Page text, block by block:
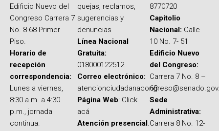
Edificio Nuevo del
Congreso Carrera 7
No. 8-68 Primer
Piso.
Horario de
recepción
correspondencia:
Lunes a viernes,
8:30 a.m. a 4:30
p.m., jornada
continua.
quejas, reclamos,
sugerencias y
denuncias
Línea Nacional
Gratuita:
018000122512
Correo electrónico:
Página Web: Click
acá
Atención presencial:
8770720
Capitolio
Nacional: Calle
10 No. 7- 51
Edificio Nuevo
del Congreso:
Carrera 7 No. 8 –
68
Sede
Administrativa:
Carrera 8 No. 12-